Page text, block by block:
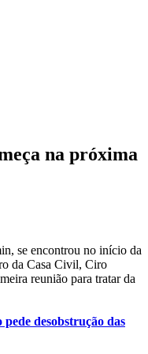
na próxima
se encontrou no início da
da Casa Civil, Ciro
reunião para tratar da
desobstrução das